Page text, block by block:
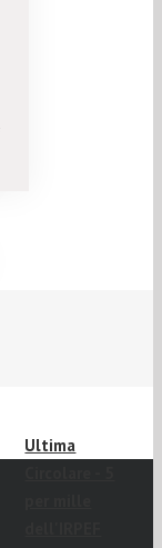
Ultima